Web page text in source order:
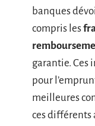
banques
compris les
garantie. Ces
pour
meilleures
ces différents